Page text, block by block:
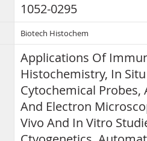
1052-0295
Biotech Histochem
Applications Of
Histochemistry, In
Cytochemical
And Electron
Vivo And In Vitro